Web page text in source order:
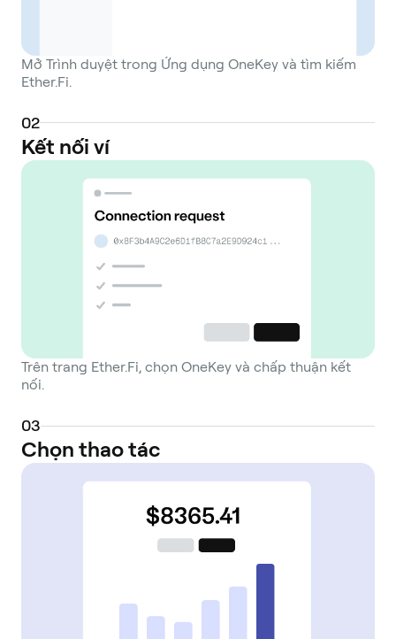
Mở Trình duyệt trong Ứng dụng OneKey và tìm kiếm
Ether.Fi.
02
Kết nối ví
Trên trang Ether.Fi, chọn OneKey và chấp thuận kết
nối.
03
Chọn thao tác